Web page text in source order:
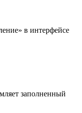
в интерфейсе
заполненный